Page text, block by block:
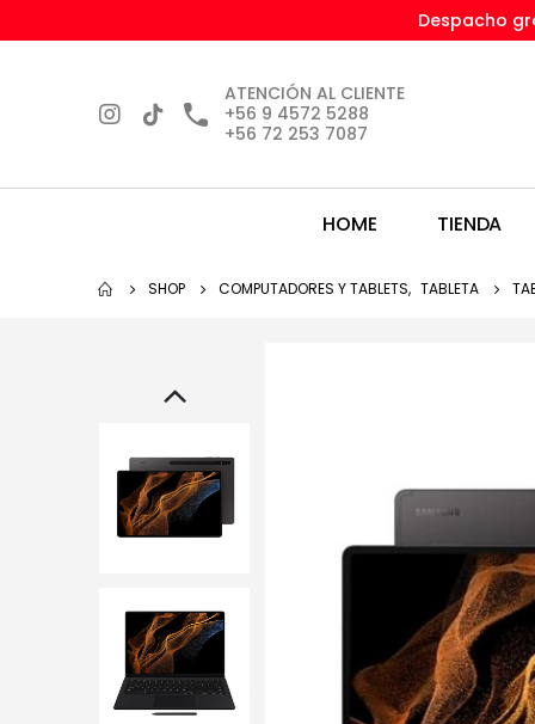
Despacho
ATENCIÓN AL CLIENTE
+56 9 4572 5288
+56 72 253 7087
HOME TIENDA
SHOP COMPUTADORES Y TABLETS, TABLETA